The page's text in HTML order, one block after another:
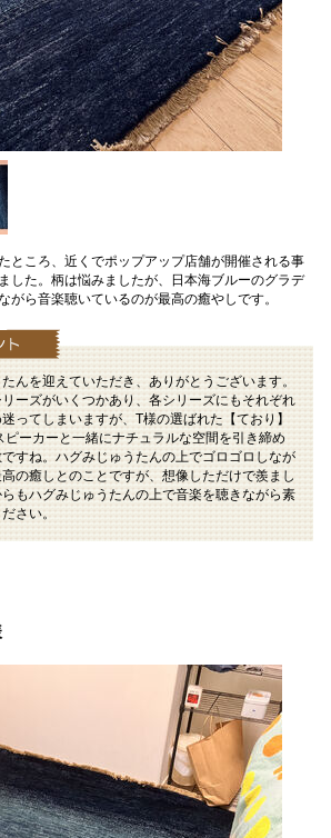
ところ、近くでポップアップ店舗が開催される事
した。柄は悩みましたが、日本海ブルーのグラデ
がら音楽聴いているのが最高の癒やしです。
んを迎えていただき、ありがとうございます。
ーズがいくつかあり、各シリーズにもそれぞれ
ってしまいますが、T様の選ばれた【ており】
ーカーと一緒にナチュラルな空間を引き締め
すね。ハグみじゅうたんの上でゴロゴロしなが
の癒しとのことですが、想像しただけで羨まし
もハグみじゅうたんの上で音楽を聴きながら素
さい。